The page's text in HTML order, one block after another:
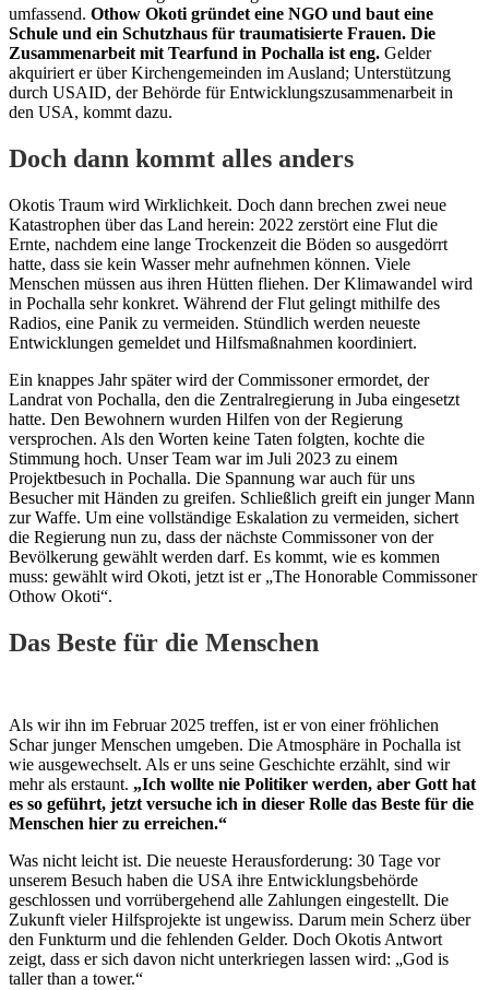
umfassend. Othow Okoti gründet eine NGO und baut eine
Schule und ein Schutzhaus für traumatisierte Frauen. Die
Zusammenarbeit mit Tearfund in Pochalla ist eng. Gelder
akquiriert er über Kirchengemeinden im Ausland; Unterstützung
durch USAID, der Behörde für Entwicklungszusammenarbeit in
den USA, kommt dazu.
Doch dann kommt alles anders
Okotis Traum wird Wirklichkeit. Doch dann brechen zwei neue
Katastrophen über das Land herein: 2022 zerstört eine Flut die
Ernte, nachdem eine lange Trockenzeit die Böden so ausgedörrt
hatte, dass sie kein Wasser mehr aufnehmen können. Viele
Menschen müssen aus ihren Hütten fliehen. Der Klimawandel wird
in Pochalla sehr konkret. Während der Flut gelingt mithilfe des
Radios, eine Panik zu vermeiden. Stündlich werden neueste
Entwicklungen gemeldet und Hilfsmaßnahmen koordiniert.
Ein knappes Jahr später wird der Commissoner ermordet, der
Landrat von Pochalla, den die Zentralregierung in Juba eingesetzt
hatte. Den Bewohnern wurden Hilfen von der Regierung
versprochen. Als den Worten keine Taten folgten, kochte die
Stimmung hoch. Unser Team war im Juli 2023 zu einem
Projektbesuch in Pochalla. Die Spannung war auch für uns
Besucher mit Händen zu greifen. Schließlich greift ein junger Mann
zur Waffe. Um eine vollständige Eskalation zu vermeiden, sichert
die Regierung nun zu, dass der nächste Commissoner von der
Bevölkerung gewählt werden darf. Es kommt, wie es kommen
muss: gewählt wird Okoti, jetzt ist er „The Honorable Commissoner
Othow Okoti“.
Das Beste für die Menschen
Als wir ihn im Februar 2025 treffen, ist er von einer fröhlichen
Schar junger Menschen umgeben. Die Atmosphäre in Pochalla ist
wie ausgewechselt. Als er uns seine Geschichte erzählt, sind wir
mehr als erstaunt. „Ich wollte nie Politiker werden, aber Gott hat
es so geführt, jetzt versuche ich in dieser Rolle das Beste für die
Menschen hier zu erreichen.“
Was nicht leicht ist. Die neueste Herausforderung: 30 Tage vor
unserem Besuch haben die USA ihre Entwicklungsbehörde
geschlossen und vorrübergehend alle Zahlungen eingestellt. Die
Zukunft vieler Hilfsprojekte ist ungewiss. Darum mein Scherz über
den Funkturm und die fehlenden Gelder. Doch Okotis Antwort
zeigt, dass er sich davon nicht unterkriegen lassen wird: „God is
taller than a tower.“